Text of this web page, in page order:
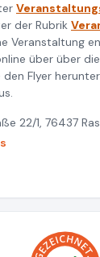
der Rubrik
Veranstaltung
über über
den Flyer
22/1, 76437